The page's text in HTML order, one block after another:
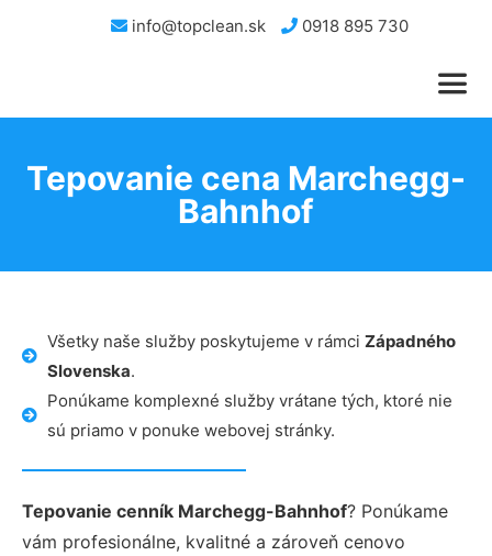
info@topclean.sk 0918 895 730
Tepovanie cena Marchegg-
Bahnhof
Všetky naše služby poskytujeme v rámci Západného
Slovenska.
Ponúkame komplexné služby vrátane tých, ktoré nie
sú priamo v ponuke webovej stránky.
Tepovanie cenník Marchegg-Bahnhof? Ponúkame
vám profesionálne, kvalitné a zároveň cenovo